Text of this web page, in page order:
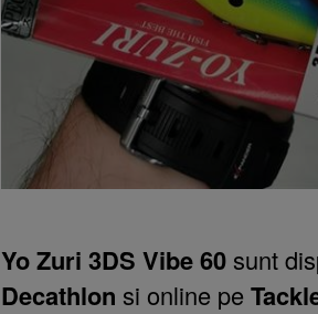
Yo Zuri 3DS Vibe 60 sunt
Decathlon si online pe